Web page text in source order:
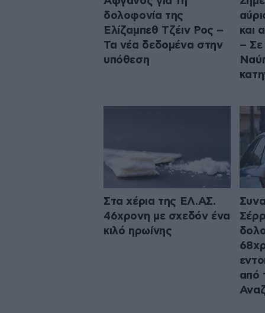
δολοφονία της
Ελίζαμπεθ Τζέιν Ρος –
Τα νέα δεδομένα στην
υπόθεση
και
– Σε
Στα χέρια της ΕΛ.ΑΣ.
46χρονη με σχεδόν ένα
κιλό ηρωίνης
από